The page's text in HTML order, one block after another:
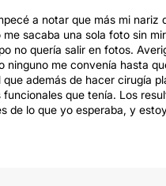
a notar que más mi nariz
sacaba una sola foto sin
no quería salir en fotos.
ninguno me convenía hasta
que además de hacer cirugía
funcionales que tenía. Los
de lo que yo esperaba, y